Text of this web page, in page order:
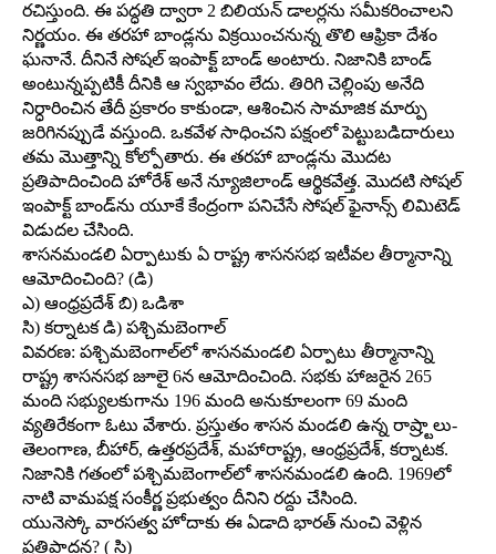
రచిస్తుంది. ఈ పద్ధతి ద్వారా 2 బిలియన్‌ డాలర్లను సమీకరించాలని
నిర్ణయం. ఈ తరహా బాండ్లను విక్రయించనున్న తొలి ఆఫ్రికా దేశం
ఘనానే. దీనినే సోషల్‌ ఇంపాక్ట్‌ బాండ్‌ అంటారు. నిజానికి బాండ్‌
అంటున్నప్పటికీ దీనికి ఆ స్వభావం లేదు. తిరిగి చెల్లింపు అనేది
నిర్ధారించిన తేదీ ప్రకారం కాకుండా, ఆశించిన సామాజిక మార్పు
జరిగినప్పుడే వస్తుంది. ఒకవేళ సాధించని పక్షంలో పెట్టుబడిదారులు
తమ మొత్తాన్ని కోల్పోతారు. ఈ తరహా బాండ్లను మొదట
ప్రతిపాదించింది హోరేశ్‌ అనే న్యూజిలాండ్‌ ఆర్థికవేత్త. మొదటి సోషల్‌
ఇంపాక్ట్‌ బాండ్‌ను యూకే కేంద్రంగా పనిచేసే సోషల్‌ ఫైనాన్స్‌ లిమిటెడ్‌
విడుదల చేసింది.
శాసనమండలి ఏర్పాటుకు ఏ రాష్ట్ర శాసనసభ ఇటీవల తీర్మానాన్ని
ఆమోదించింది? (డి)
ఎ) ఆంధ్రప్రదేశ్‌ బి) ఒడిశా
సి) కర్నాటక డి) పశ్చిమబెంగాల్‌
వివరణ: పశ్చిమబెంగాల్‌లో శాసనమండలి ఏర్పాటు తీర్మానాన్ని
రాష్ట్ర శాసనసభ జూలై 6న ఆమోదించింది. సభకు హాజరైన 265
మంది సభ్యులకుగాను 196 మంది అనుకూలంగా 69 మంది
వ్యతిరేకంగా ఓటు వేశారు. ప్రస్తుతం శాసన మండలి ఉన్న రాష్ర్టాలు-
తెలంగాణ, బీహార్‌, ఉత్తరప్రదేశ్‌, మహారాష్ట్ర, ఆంధ్రప్రదేశ్‌, కర్నాటక.
నిజానికి గతంలో పశ్చిమబెంగాల్‌లో శాసనమండలి ఉంది. 1969లో
నాటి వామపక్ష సంకీర్ణ ప్రభుత్వం దీనిని రద్దు చేసింది.
యునెస్కో వారసత్వ హోదాకు ఈ ఏడాది భారత్‌ నుంచి వెళ్లిన
ప్రతిపాదన? ( సి)